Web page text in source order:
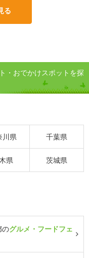
る
・おでかけスポットを探
川県 千葉県
県 茨城県
のグルメ・フードフェ